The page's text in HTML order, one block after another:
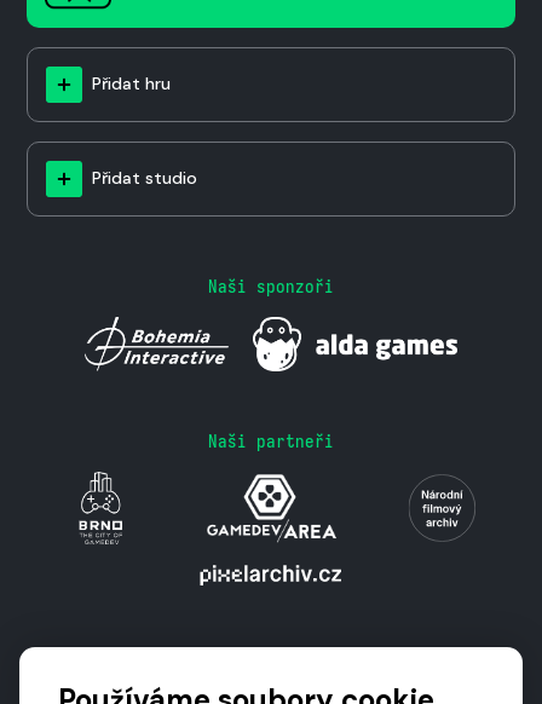
Přidat hru
Přidat studio
Naši sponzoři
Naši partneři